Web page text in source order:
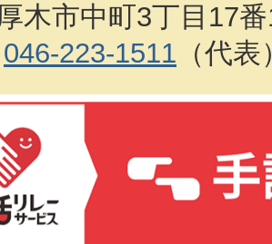
木市中町3丁目17
046-223-1511 （代表